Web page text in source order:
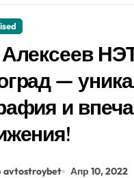
—
и
avtostroybet
Апр 10, 2022